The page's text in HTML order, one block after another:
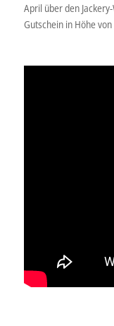
April über den
Gutschein in Höhe